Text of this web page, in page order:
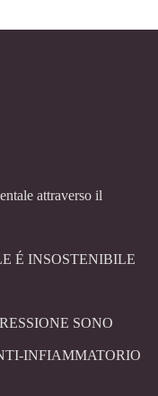
attraverso il
É INSOSTENIBILE
SONO
INFIAMMATORIO